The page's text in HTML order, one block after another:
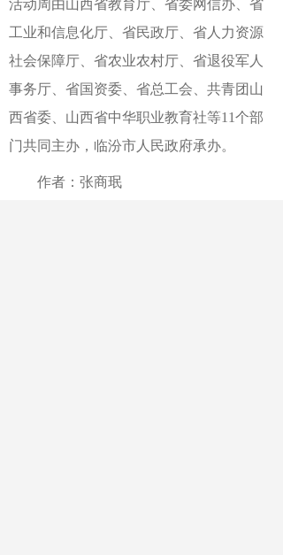
活动周由山西省教育厅、省委网信办、省
工业和信息化厅、省民政厅、省人力资源
社会保障厅、省农业农村厅、省退役军人
事务厅、省国资委、省总工会、共青团山
西省委、山西省中华职业教育社等11个部
门共同主办，临汾市人民政府承办。
作者：张商珉